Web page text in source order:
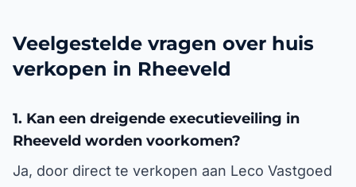
Veelgestelde vragen over huis
verkopen in Rheeveld
1. Kan een dreigende executieveiling in
Rheeveld worden voorkomen?
Ja, door direct te verkopen aan Leco Vastgoed